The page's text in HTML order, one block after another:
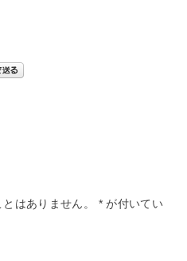
はありません。 *が付いてい